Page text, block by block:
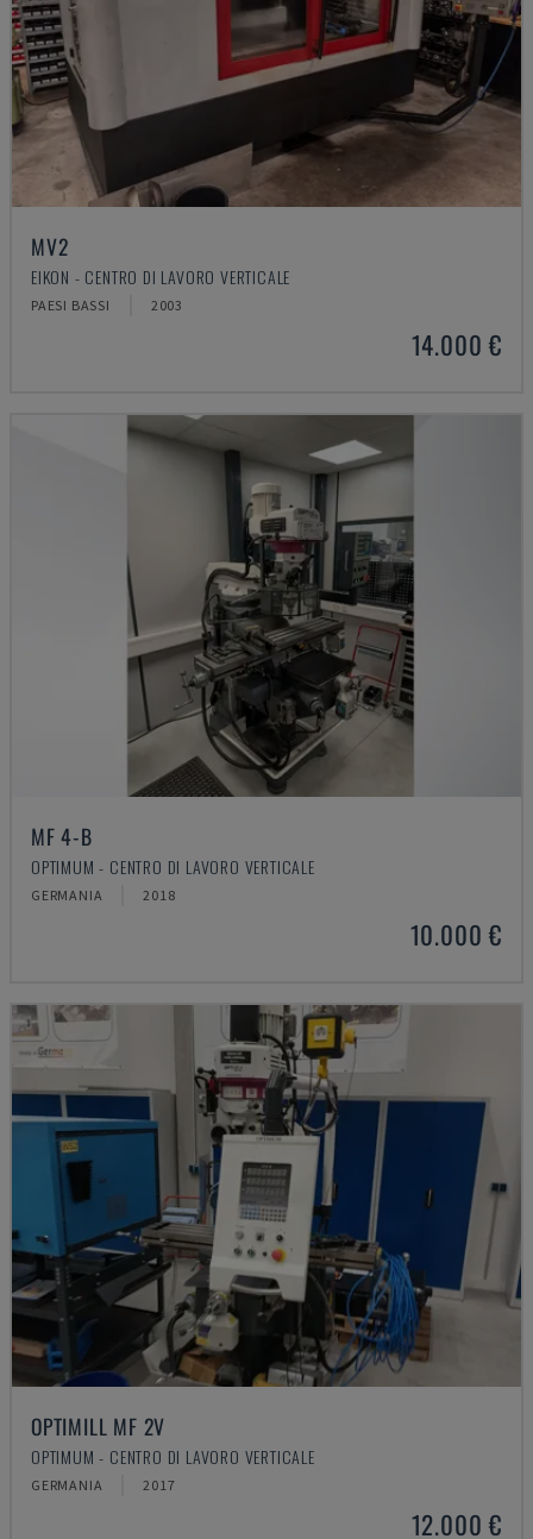
MV2
EIKON - CENTRO DI LAVORO VERTICALE
PAESI BASSI 2003
14.000 €
MF 4-B
OPTIMUM - CENTRO DI LAVORO VERTICALE
GERMANIA 2018
10.000 €
OPTIMILL MF 2V
OPTIMUM - CENTRO DI LAVORO VERTICALE
GERMANIA 2017
12.000 €